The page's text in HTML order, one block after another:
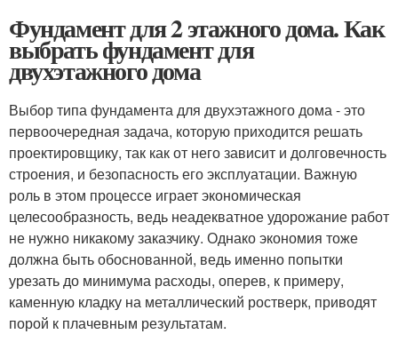
Фундамент для 2 этажного дома. Как
выбрать фундамент для
двухэтажного дома
Выбор типа фундамента для двухэтажного дома - это
первоочередная задача, которую приходится решать
проектировщику, так как от него зависит и долговечность
строения, и безопасность его эксплуатации. Важную
роль в этом процессе играет экономическая
целесообразность, ведь неадекватное удорожание работ
не нужно никакому заказчику. Однако экономия тоже
должна быть обоснованной, ведь именно попытки
урезать до минимума расходы, оперев, к примеру,
каменную кладку на металлический ростверк, приводят
порой к плачевным результатам.